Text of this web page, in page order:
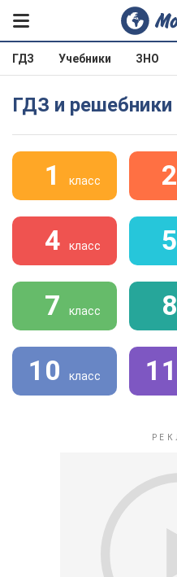
ГДЗ Учебники ЗНО
ГДЗ и решебники
1 класс 2
4 класс 5
7 класс 8
10 класс 11